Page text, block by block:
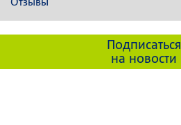
Подписаться
на новости